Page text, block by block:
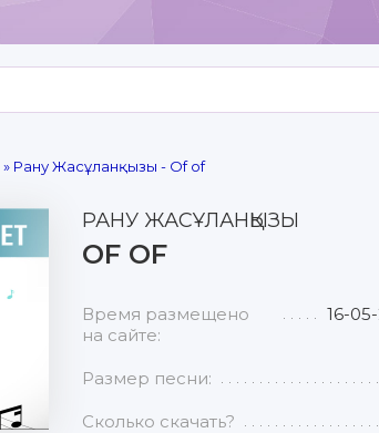
» Рану Жасұланқызы - Of of
РАНУ ЖАСҰЛАНҚЫЗЫ
OF OF
Время размещено
на сайте:
16-
Размер песни:
Сколько скачать?